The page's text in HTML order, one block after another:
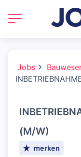
Jobs
(M/W)
merken